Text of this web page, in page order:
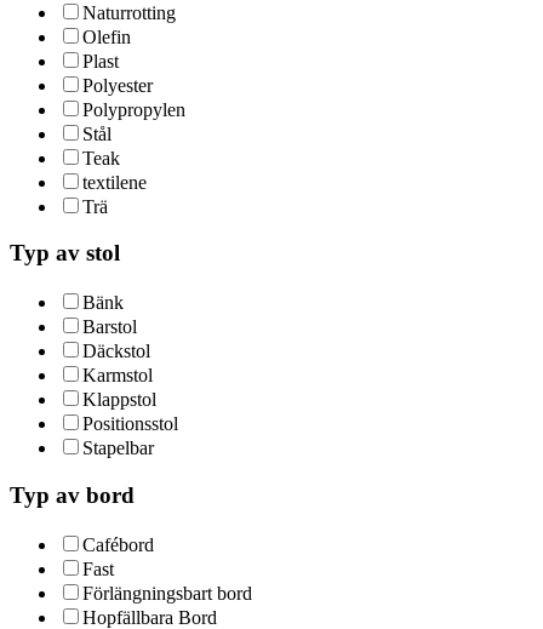
Naturrotting
Olefin
Plast
Polyester
Polypropylen
Stål
Teak
textilene
Trä
Typ av stol
Bänk
Barstol
Däckstol
Karmstol
Klappstol
Positionsstol
Stapelbar
Typ av bord
Cafébord
Fast
Förlängningsbart bord
Hopfällbara Bord